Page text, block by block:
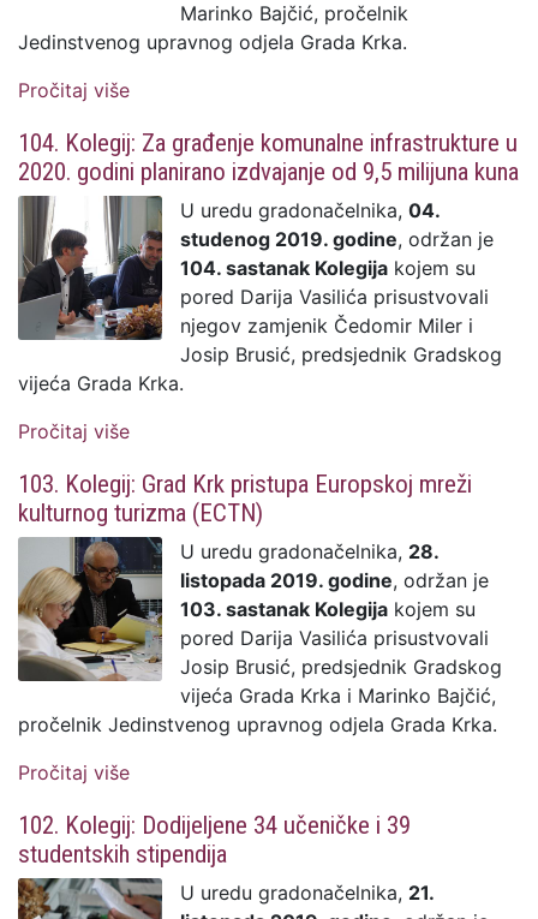
Marinko Bajčić, pročelnik
Jedinstvenog upravnog odjela Grada Krka.
Pročitaj više
104. Kolegij: Za građenje komunalne infrastrukture u
2020. godini planirano izdvajanje od 9,5 milijuna kuna
U uredu gradonačelnika, 04.
studenog 2019. godine, održan je
104. sastanak Kolegija kojem su
pored Darija Vasilića prisustvovali
njegov zamjenik Čedomir Miler i
Josip Brusić, predsjednik Gradskog
vijeća Grada Krka.
Pročitaj više
izdvajanje od 9,5 milijuna kuna
103. Kolegij: Grad Krk pristupa Europskoj mreži
kulturnog turizma (ECTN)
U uredu gradonačelnika, 28.
listopada 2019. godine, održan je
103. sastanak Kolegija kojem su
pored Darija Vasilića prisustvovali
Josip Brusić, predsjednik Gradskog
vijeća Grada Krka i Marinko Bajčić,
pročelnik Jedinstvenog upravnog odjela Grada Krka.
Pročitaj više
102. Kolegij: Dodijeljene 34 učeničke i 39
studentskih stipendija
U uredu gradonačelnika, 21.